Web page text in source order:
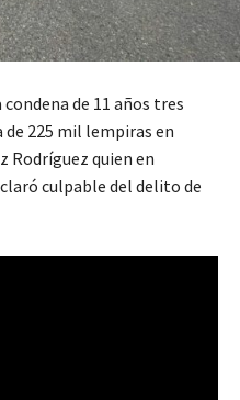
de 11 años tres
de 225 mil lempiras en
Rodríguez quien en
culpable del delito de